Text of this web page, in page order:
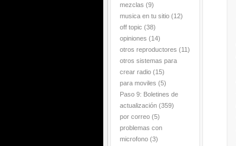
mezclas (9)
musica en tu sitio (12)
off topic (38)
opiniones (14)
otros reproductores (11)
otros sistemas para
crear radio (15)
para moviles (5)
Paso 9: Boletines de
actualización (359)
por correo (5)
problemas con
microfono (3)